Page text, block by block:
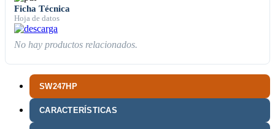
SW247HP
CARACTERÍSTICAS
Ficha Técnica
Hoja de datos
No hay productos relacionados.